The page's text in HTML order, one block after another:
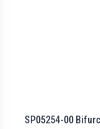
SP05254-00